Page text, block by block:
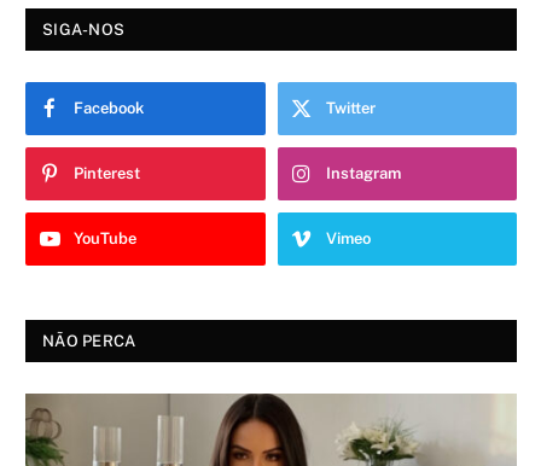
SIGA-NOS
Facebook Twitter
Pinterest Instagram
YouTube Vimeo
NÃO PERCA